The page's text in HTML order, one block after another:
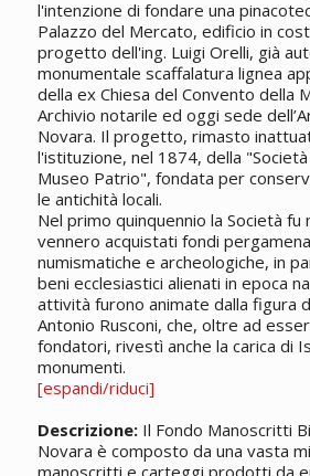
l'intenzione di fondare una
Palazzo del Mercato, edificio in
progetto dell'ing. Luigi Orelli, già
monumentale scaffalatura lignea
della ex Chiesa del Convento della
Archivio notarile ed oggi sede
Novara. Il progetto, rimasto
l'istituzione, nel 1874, della
Museo Patrio", fondata per
le antichità locali.
Nel primo quinquennio la Società fu
vennero acquistati fondi
numismatiche e archeologiche, in
beni ecclesiastici alienati in epoca
attività furono animate dalla figura
Antonio Rusconi, che, oltre ad
fondatori, rivestì anche la carica di
monumenti.
[espandi/riduci]
Descrizione:Il Fondo Manoscritti
Novara è composto da una vasta